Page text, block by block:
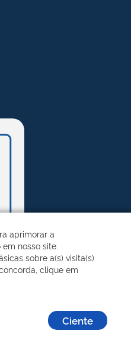
aprimorar a
nosso site.
sobre a(s) visita(s)
clique em
Ciente